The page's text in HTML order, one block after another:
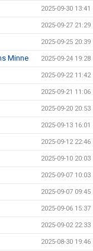
2025-09-30 13:41
2025-09-27 21:29
2025-09-25 20:39
Minne 2025-09-24 19:28
2025-09-22 11:42
2025-09-21 11:06
2025-09-20 20:53
2025-09-13 16:01
2025-09-12 22:46
2025-09-10 20:03
2025-09-07 10:03
2025-09-07 09:45
2025-09-06 15:37
2025-09-02 22:33
2025-08-30 19:46